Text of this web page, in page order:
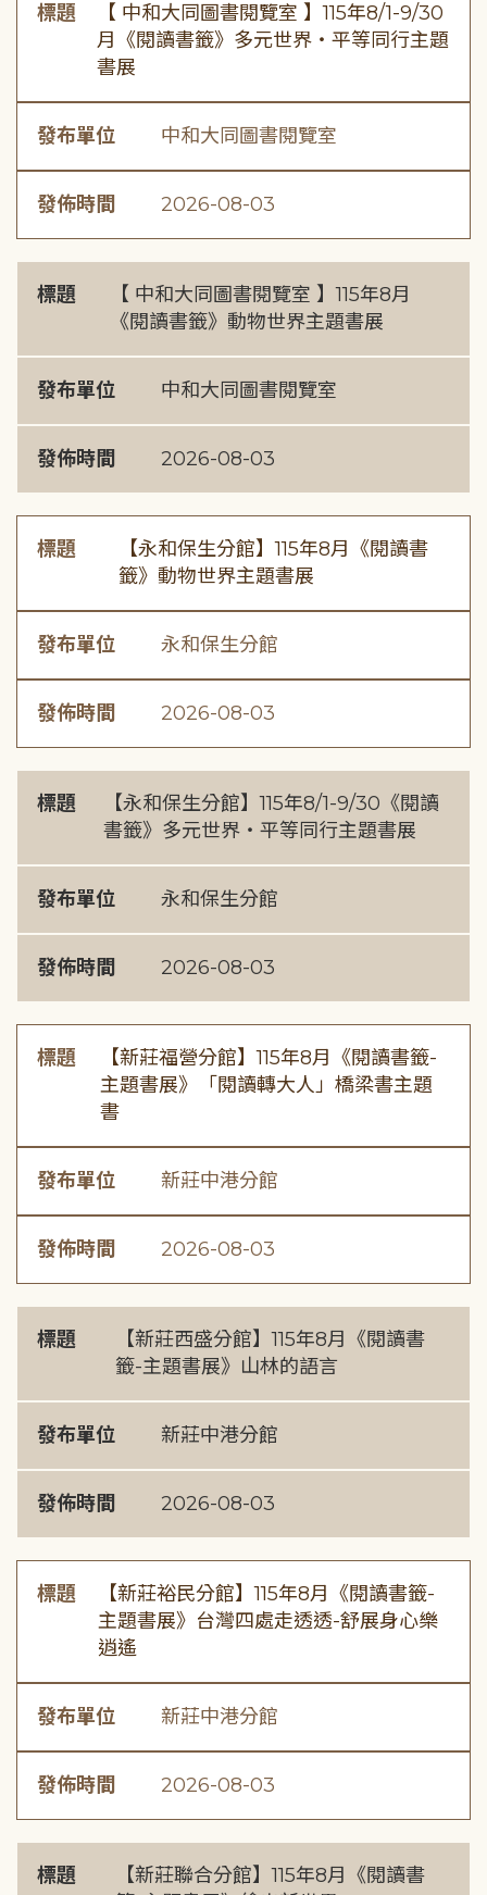
標題
【 中和大同圖書閱覽室 】115年8/1-9/30
月《閱讀書籤》多元世界・平等同行主題
書展
發布單位 中和大同圖書閱覽室
發佈時間 2026-08-03
標題
【 中和大同圖書閱覽室 】115年8月
《閱讀書籤》動物世界主題書展
發布單位 中和大同圖書閱覽室
發佈時間 2026-08-03
標題
【永和保生分館】115年8月《閱讀書
籤》動物世界主題書展
發布單位 永和保生分館
發佈時間 2026-08-03
標題
【永和保生分館】115年8/1-9/30《閱讀
書籤》多元世界・平等同行主題書展
發布單位 永和保生分館
發佈時間 2026-08-03
標題
【新莊福營分館】115年8月《閱讀書籤-
主題書展》「閱讀轉大人」橋梁書主題
書
發布單位 新莊中港分館
發佈時間 2026-08-03
標題
【新莊西盛分館】115年8月《閱讀書
籤-主題書展》山林的語言
發布單位 新莊中港分館
發佈時間 2026-08-03
標題
【新莊裕民分館】115年8月《閱讀書籤-
主題書展》台灣四處走透透-舒展身心樂
逍遙
發布單位 新莊中港分館
發佈時間 2026-08-03
標題
【新莊聯合分館】115年8月《閱讀書